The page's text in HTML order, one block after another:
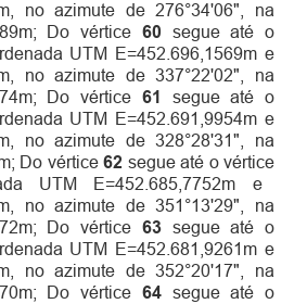
no azimute de 276°34'06", na
Do vértice 60 segue até o
UTM E=452.696,1569m e
no azimute de 337°22'02", na
Do vértice 61 segue até o
UTM E=452.691,9954m e
no azimute de 328°28'31", na
Do vértice62 segue até o vértice
UTM E=452.685,7752m e
no azimute de 351°13'29", na
Do vértice 63 segue até o
UTM E=452.681,9261m e
no azimute de 352°20'17", na
Do vértice 64 segue até o